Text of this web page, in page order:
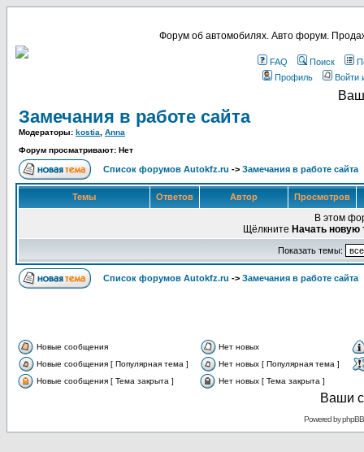
Форум об автомобилях. Авто форум.
FAQ Поиск
Профиль
Войти
Замечания в работе сайта
Модераторы: kostia
Anna
Форум просматривают: Нет
Список форумов Autokfz.ru -> Замечания в работе сайта
Темы Ответов Автор Просмотров
В этом
Щёлкните Начать новую
Показать темы:
Список форумов Autokfz.ru -> Замечания в работе сайта
Новые сообщения
Нет новых
Новые сообщения [ Популярная тема ]
Нет новых [ Популярная тема ]
Новые сообщения [ Тема закрыта ]
Нет новых [ Тема закрыта ]
Ваши
Powered byphpBB